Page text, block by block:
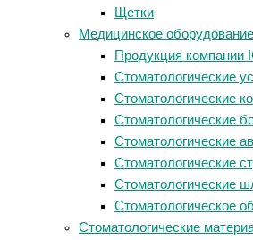
Щетки
Медицинское оборудование
Продукция компании
Стоматологические
Стоматологические
Стоматологические
Стоматологические
Стоматологические
Стоматологические
Стоматологическое
Стоматологические